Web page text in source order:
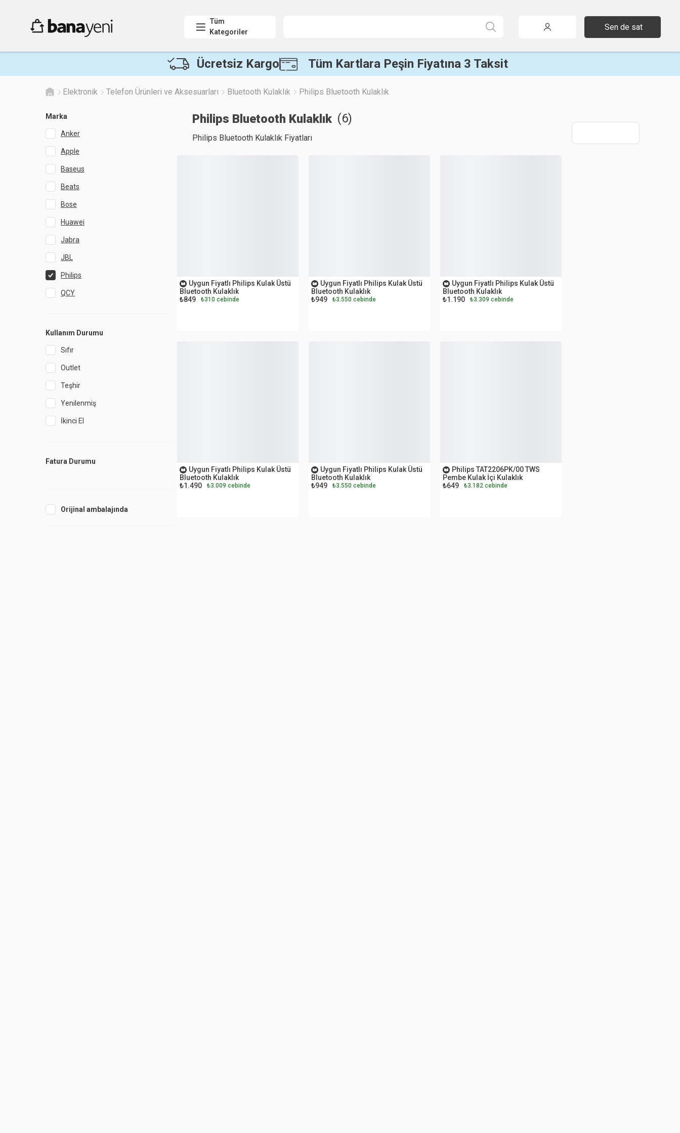
Tüm
Kategoriler
Sen de sat
Ücretsiz Kargo Tüm Kartlara Peşin Fiyatına 3 Taksit
Elektronik Telefon Ürünleri ve Aksesuarları Bluetooth Kulaklık Philips Bluetooth Kulaklık
Marka
Anker
Apple
Baseus
Beats
Bose
Huawei
Jabra
JBL
Philips
QCY
Sennheiser
Sony
Soundpeats
Ugreen
Xiaomi
Kullanım Durumu
Sıfır
Outlet
Teşhir
Yenilenmiş
İkinci El
Fatura Durumu
Orijinal ambalajında
Philips Bluetooth Kulaklık (6)
Philips Bluetooth Kulaklık Fiyatları
Uygun Fiyatlı Philips Kulak Üstü
Bluetooth Kulaklık
₺849
₺310 cebinde
Uygun Fiyatlı Philips Kulak Üstü
Bluetooth Kulaklık
₺949
₺3.550 cebinde
Uygun Fiyatlı Philips Kulak Üstü
Bluetooth Kulaklık
₺1.190
₺3.309 cebinde
Uygun Fiyatlı Philips Kulak Üstü
Bluetooth Kulaklık
₺1.490
₺3.009 cebinde
Uygun Fiyatlı Philips Kulak Üstü
Bluetooth Kulaklık
₺949
₺3.550 cebinde
Philips TAT2206PK/00 TWS
Pembe Kulak İçi Kulaklık
₺649
₺3.182 cebinde